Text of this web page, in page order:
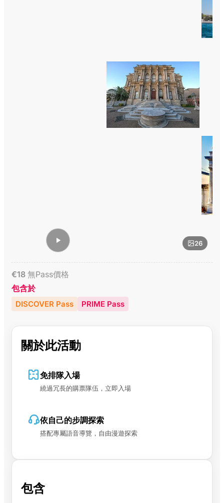
26
€18 無Pass價格
包含於
DISCOVER Pass PRIME Pass
關於此活動
免排隊入場
繞過冗長的購票隊伍，立即入場
依自己的步調探索
搭配專屬語音導覽，自由漫遊探索
包含